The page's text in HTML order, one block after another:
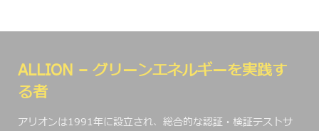
ALLION – グリーンエネルギーを実践す
る者
アリオンは1991年に設立され、総合的な認証・検証テストサ